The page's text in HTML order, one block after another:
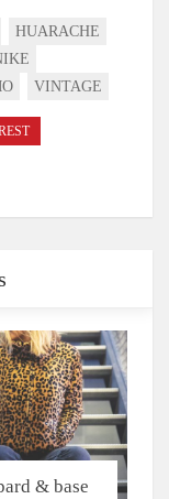
HUARACHE
VINTAGE
& base